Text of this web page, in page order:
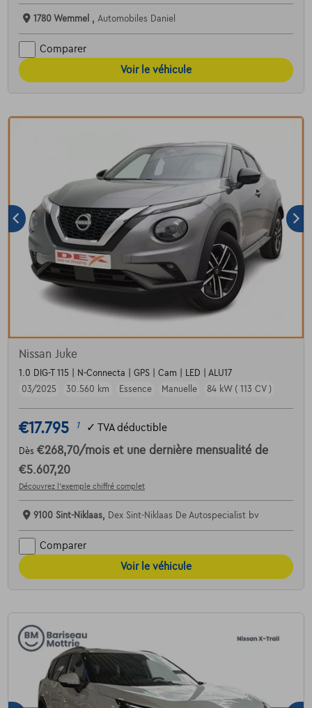
1780 Wemmel , Automobiles Daniel
Comparer
Voir le véhicule
Nissan Juke
1.0 DIG-T 115 | N-Connecta | GPS | Cam | LED | ALU17
03/2025
30.560 km Essence Manuelle 84 kW ( 113 CV )
€17.795 1 ✓ TVA déductible
Dès €268,70/mois et une dernière mensualité de
€5.607,20
Découvrez l’exemple chiffré complet
9100 Sint-Niklaas, Dex Sint-Niklaas De Autospecialist bv
Comparer
Voir le véhicule